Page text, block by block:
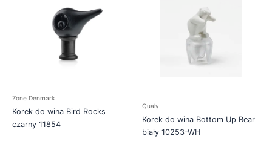
Zone Denmark
Korek do wina Bird Rocks
czarny 11854
Qualy
Korek do wina Bottom Up Bear
biały 10253-WH